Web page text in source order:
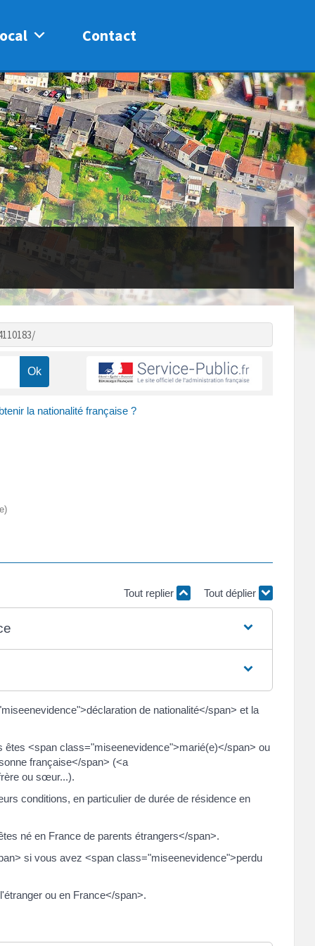
Contact
la nationalité française ?
Tout replier Tout déplier
de nationalité</span> et la
<span class="miseenevidence">marié(e)</span> ou
française</span> (<a
ou sœur...).
conditions, en particulier de durée de résidence en
né en France de parents étrangers</span>.
si vous avez <span class="miseenevidence">perdu
ou en France</span>.